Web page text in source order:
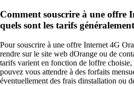
Comment souscrire à une offre
quels sont les tarifs
Pour souscrire à une offre Internet 4G
rendre sur le site web dOrange ou de
tarifs varient en fonction de loffre choisie,
pouvez vous attendre à des forfaits
éventuellement des frais dinstallation ou